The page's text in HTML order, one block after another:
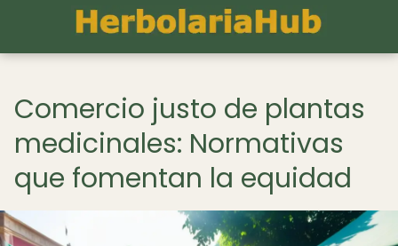
Comercio justo de plantas
medicinales: Normativas
que fomentan la equidad